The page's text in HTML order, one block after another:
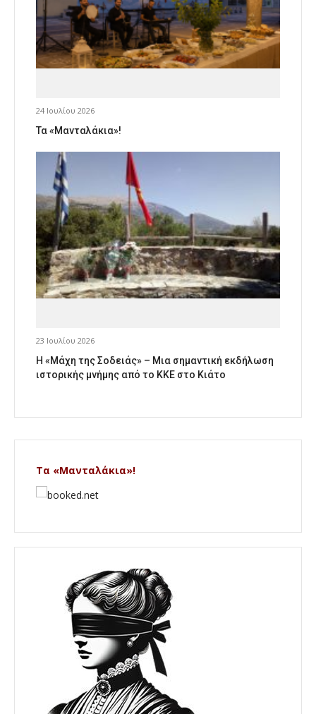
24 Ιουλίου 2026
Τα «Μανταλάκια»!
23 Ιουλίου 2026
Η «Μάχη της Σοδειάς» – Μια σημαντική εκδήλωση
ιστορικής μνήμης από το ΚΚΕ στο Κιάτο
Τα «Μανταλάκια»!